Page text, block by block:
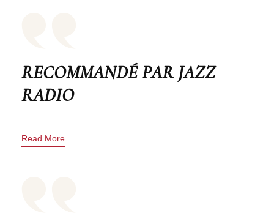
RECOMMANDÉ PAR JAZZ
RADIO
Read More